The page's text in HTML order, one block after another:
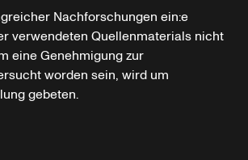
Nachforschungen ein:e
verwendeten Quellenmaterials nicht
eine Genehmigung zur
worden sein, wird um
gebeten.